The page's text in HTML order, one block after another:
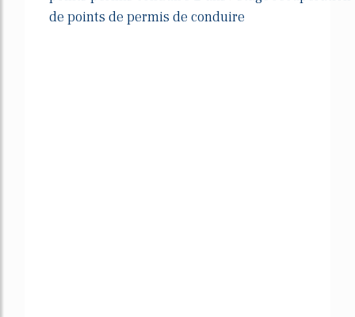
de points de permis de conduire